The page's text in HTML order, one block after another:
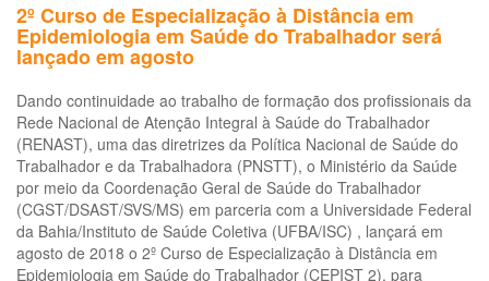
2º Curso de Especialização à Distância em
Epidemiologia em Saúde do Trabalhador será
lançado em agosto
Dando continuidade ao trabalho de formação dos profissionais da
Rede Nacional de Atenção Integral à Saúde do Trabalhador
(RENAST), uma das diretrizes da Política Nacional de Saúde do
Trabalhador e da Trabalhadora (PNSTT), o Ministério da Saúde
por meio da Coordenação Geral de Saúde do Trabalhador
(CGST/DSAST/SVS/MS) em parceria com a Universidade Federal
da Bahia/Instituto de Saúde Coletiva (UFBA/ISC) , lançará em
agosto de 2018 o 2º Curso de Especialização à Distância em
Epidemiologia em Saúde do Trabalhador (CEPIST 2), para